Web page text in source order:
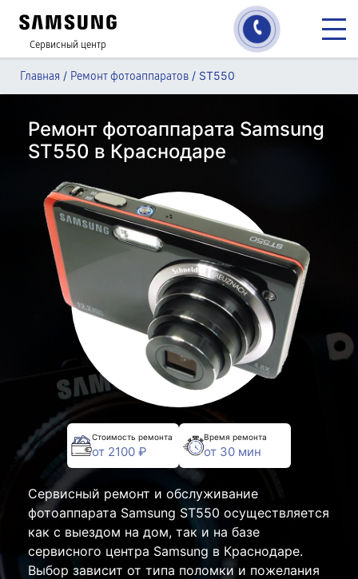
Сервисный центр
Главная / Ремонт фотоаппаратов / ST550
Ремонт фотоаппарата Samsung
ST550 в Краснодаре
Стоимость ремонта
от 2100 ₽
Время ремонта
от 30 мин
Сервисный ремонт и обслуживание
фотоаппарата Samsung ST550 осуществляется
как с выездом на дом, так и на базе
сервисного центра Samsung в Краснодаре.
Выбор зависит от типа поломки и пожелания